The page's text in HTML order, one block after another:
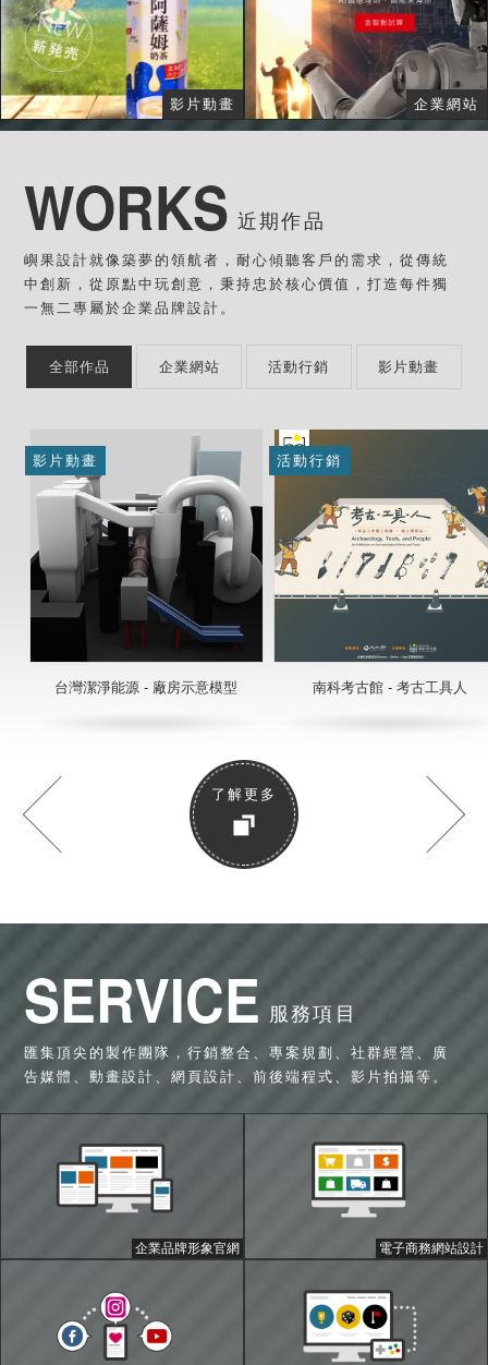
影片動畫 企業網站
WORKS 近期作品
嶼果設計就像築夢的領航者，耐心傾聽客戶的需求，從傳統
中創新，從原點中玩創意，秉持忠於核心價值，打造每件獨
一無二專屬於企業品牌設計。
全部作品 企業網站 活動行銷 影片動畫
影片動畫
台灣潔淨能源 - 廠房示意模型
活動行銷
南科考古館 - 考古工具人
了解更多
SERVICE 服務項目
匯集頂尖的製作團隊，行銷整合、專案規劃、社群經營、廣
告媒體、動畫設計、網頁設計、前後端程式、影片拍攝等。
企業品牌形象官網 電子商務網站設計